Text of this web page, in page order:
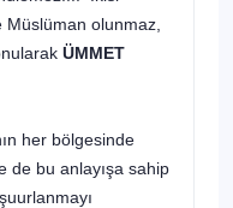
olunmaz,
ÜMMET
her bölgesinde
de bu anlayışa sahip
şuurlanmayı